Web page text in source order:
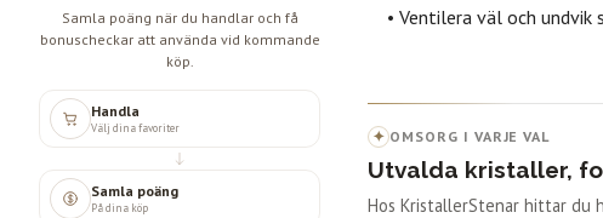
Samla poäng när du handlar och få
bonuscheckar att använda vid kommande
köp.
Handla
Välj dina favoriter
Samla poäng
På dina köp
• Ventilera väl och undvik
✦ OMSORG I VARJE VAL
Utvalda kristaller,
Hos KristallerStenar hittar du